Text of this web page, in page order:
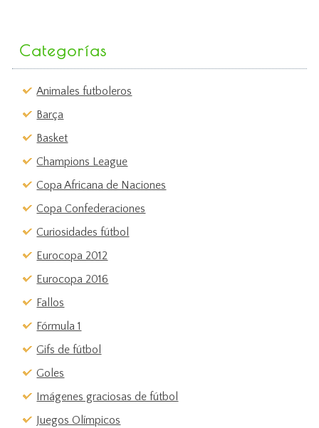
Categorías
Animales futboleros
Barça
Basket
Champions League
Copa Africana de Naciones
Copa Confederaciones
Curiosidades fútbol
Eurocopa 2012
Eurocopa 2016
Fallos
Fórmula 1
Gifs de fútbol
Goles
Imágenes graciosas de fútbol
Juegos Olímpicos